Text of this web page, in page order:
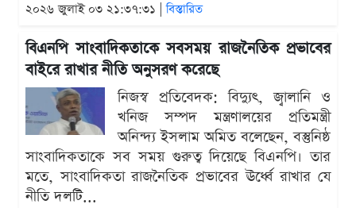
২০২৬ জুলাই ০৩ ২১:৩৭:৩১ |বিস্তারিত
বিএনপি সাংবাদিকতাকে সবসময় রাজনৈতিক প্রভাবের
বাইরে রাখার নীতি অনুসরণ করেছে
নিজস্ব প্রতিবেদক: বিদ্যুৎ, জ্বালানি ও
খনিজ সম্পদ মন্ত্রণালয়ের প্রতিমন্ত্রী
অনিন্দ্য ইসলাম অমিত বলেছেন, বস্তুনিষ্ঠ
সাংবাদিকতাকে সব সময় গুরুত্ব দিয়েছে বিএনপি। তার
মতে, সাংবাদিকতা রাজনৈতিক প্রভাবের ঊর্ধ্বে রাখার যে
নীতি দলটি...